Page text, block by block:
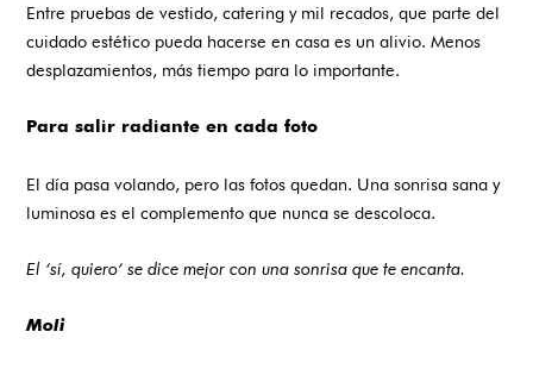
Entre pruebas de vestido, catering y mil recados, que parte del
cuidado estético pueda hacerse en casa es un alivio. Menos
desplazamientos, más tiempo para lo importante.
Para salir radiante en cada foto
El día pasa volando, pero las fotos quedan. Una sonrisa sana y
luminosa es el complemento que nunca se descoloca.
El ‘sí, quiero’ se dice mejor con una sonrisa que te encanta.
Moli